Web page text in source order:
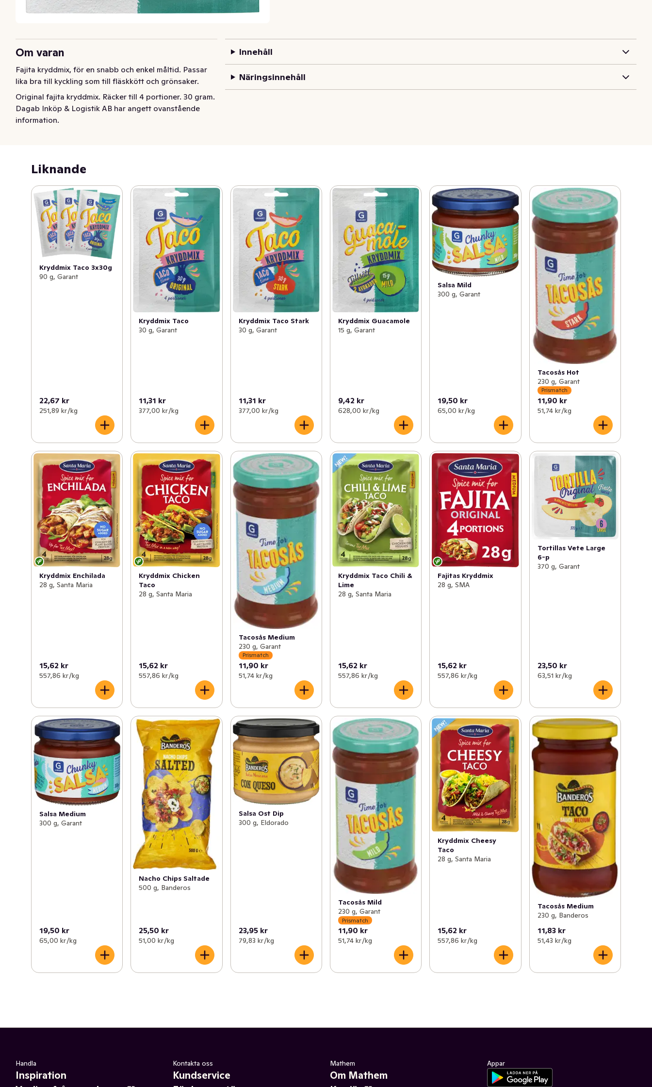
Om varan
Fajita kryddmix, för en snabb och enkel måltid. Passar
lika bra till kyckling som till fläskkött och grönsaker.
Original fajita kryddmix. Räcker till 4 portioner. 30 gram.
Dagab Inköp & Logistik AB har angett ovanstående
information.
Innehåll
Näringsinnehåll
Liknande
Kryddmix Taco 3x30g
90 g, Garant
22,67 kr
251,89 kr /kg
Kryddmix Taco
30 g, Garant
11,31 kr
377,00 kr /kg
Kryddmix Taco Stark
30 g, Garant
11,31 kr
377,00 kr /kg
Kryddmix Guacamole
15 g, Garant
9,42 kr
628,00 kr /kg
Salsa Mild
300 g, Garant
19,50 kr
65,00 kr /kg
Tacosås Hot
230 g, Garant
Prismatch
11,90 kr
51,74 kr /kg
Kryddmix Enchilada
28 g, Santa Maria
15,62 kr
557,86 kr /kg
Kryddmix Chicken
Taco
28 g, Santa Maria
15,62 kr
557,86 kr /kg
Tacosås Medium
230 g, Garant
Prismatch
11,90 kr
51,74 kr /kg
Kryddmix Taco Chili &
Lime
28 g, Santa Maria
15,62 kr
557,86 kr /kg
Fajitas Kryddmix
28 g, SMA
15,62 kr
557,86 kr /kg
Tortillas Vete Large
6-p
370 g, Garant
23,50 kr
63,51 kr /kg
Salsa Medium
300 g, Garant
19,50 kr
65,00 kr /kg
Nacho Chips Saltade
500 g, Banderos
25,50 kr
51,00 kr /kg
Salsa Ost Dip
300 g, Eldorado
23,95 kr
79,83 kr /kg
Tacosås Mild
230 g, Garant
Prismatch
11,90 kr
51,74 kr /kg
Kryddmix Cheesy
Taco
28 g, Santa Maria
15,62 kr
557,86 kr /kg
Tacosås Medium
230 g, Banderos
11,83 kr
51,43 kr /kg
Handla
Inspiration
Kontakta oss
Kundservice
Mathem
Om Mathem
Appar